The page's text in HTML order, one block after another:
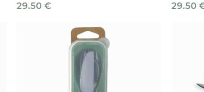
29.50 € 29.50